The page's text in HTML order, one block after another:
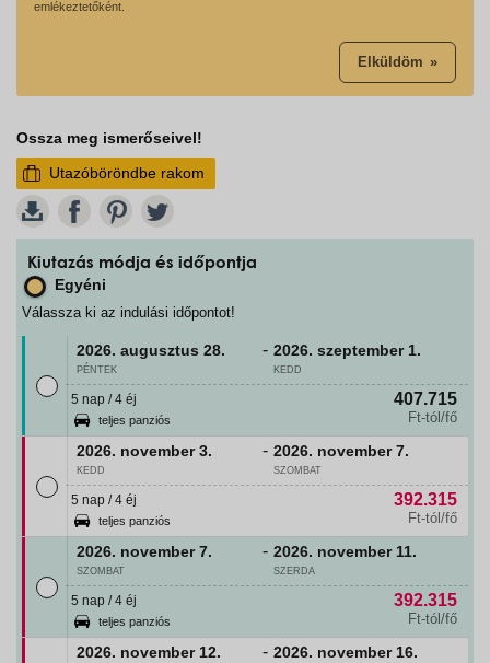
emlékeztetőként.
Elküldöm
Ossza meg ismerőseivel!
Utazóböröndbe rakom
Kiutazás módja és időpontja
Egyéni
Válassza ki az indulási időpontot!
2026. augusztus 28.
PÉNTEK
- 2026. szeptember 1.
KEDD
5 nap / 4 éj
teljes panziós
407.715
Ft-tól/fő
2026. november 3.
KEDD
- 2026. november 7.
SZOMBAT
5 nap / 4 éj
teljes panziós
392.315
Ft-tól/fő
2026. november 7.
SZOMBAT
- 2026. november 11.
SZERDA
5 nap / 4 éj
teljes panziós
392.315
Ft-tól/fő
2026. november 12. - 2026. november 16.